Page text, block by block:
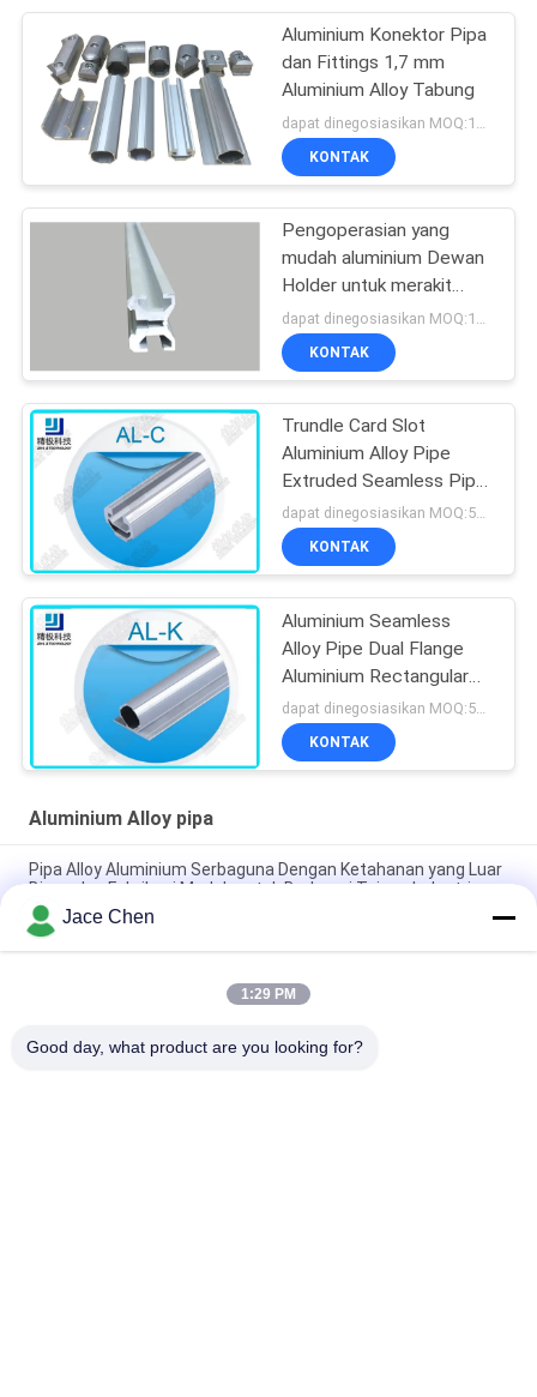
Aluminium Konektor Pipa
dan Fittings 1,7 mm
Aluminium Alloy Tabung
KONTAK
Pengoperasian yang
mudah aluminium Dewan
Holder untuk merakit
Aluminium pipa Racking
System
KONTAK
Trundle Card Slot
Aluminium Alloy Pipe
Extruded Seamless Pipe
Anodized AL-C
dapat dinegosiasikan MOQ:500 meter
KONTAK
Aluminium Seamless
Alloy Pipe Dual Flange
Aluminium Rectangular
Tubing 6063-T5
dapat dinegosiasikan MOQ:500 meter
KONTAK
Aluminium Alloy pipa
Pipa Alloy Aluminium Serbaguna Dengan Ketahanan yang Luar
Biasa dan Fabrikasi Mudah untuk Berbagai Tujuan Industri
Pipa Paduan Aluminium Oksidasi Perak - Tabung Struktural
6063-T5 untuk Perakitan Meja Kerja dan Rak Gudang
Pipa Paduan Aluminium Die Cast 28mm OD - Pipa Rangka
Jace Chen
1:29 PM
Good day, what product are you looking for?